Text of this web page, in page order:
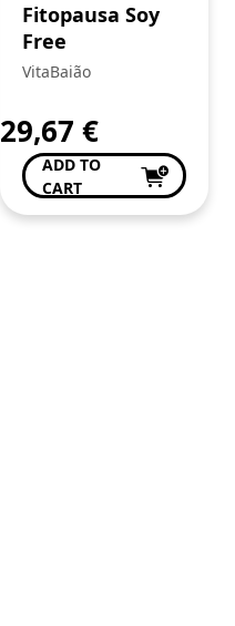
Fitopausa Soy
Free
VitaBaião
29,67 €
ADD TO
CART